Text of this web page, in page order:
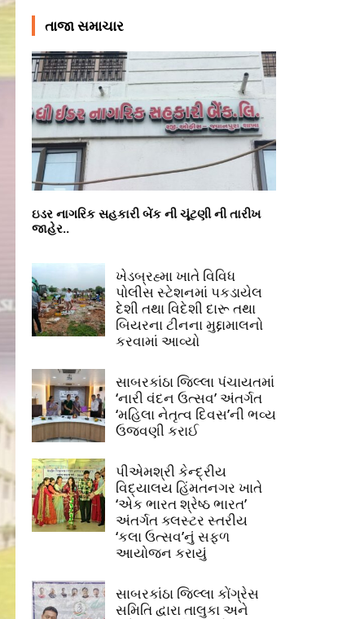
તાજા સમાચાર
ઇડર નાગરિક સહકારી બેંક ની ચૂંટણી ની તારીખ
જાહેર..
ખેડબ્રહ્મા ખાતે વિવિધ
પોલીસ સ્ટેશનમાં પકડાયેલ
દેશી તથા વિદેશી દારૂ તથા
બિયરના ટીનના મુદ્દામાલનો
કરવામાં આવ્યો
સાબરકાંઠા જિલ્લા પંચાયતમાં
‘નારી વંદન ઉત્સવ’ અંતર્ગત
‘મહિલા નેતૃત્વ દિવસ’ની ભવ્ય
ઉજવણી કરાઈ
પીએમશ્રી કેન્દ્રીય
વિદ્યાલય હિંમતનગર ખાતે
‘એક ભારત શ્રેષ્ઠ ભારત’
અંતર્ગત ક્લસ્ટર સ્તરીય
‘કલા ઉત્સવ’નું સફળ
આયોજન કરાયું
સાબરકાંઠા જિલ્લા કોંગ્રેસ
સમિતિ દ્વારા તાલુકા અને